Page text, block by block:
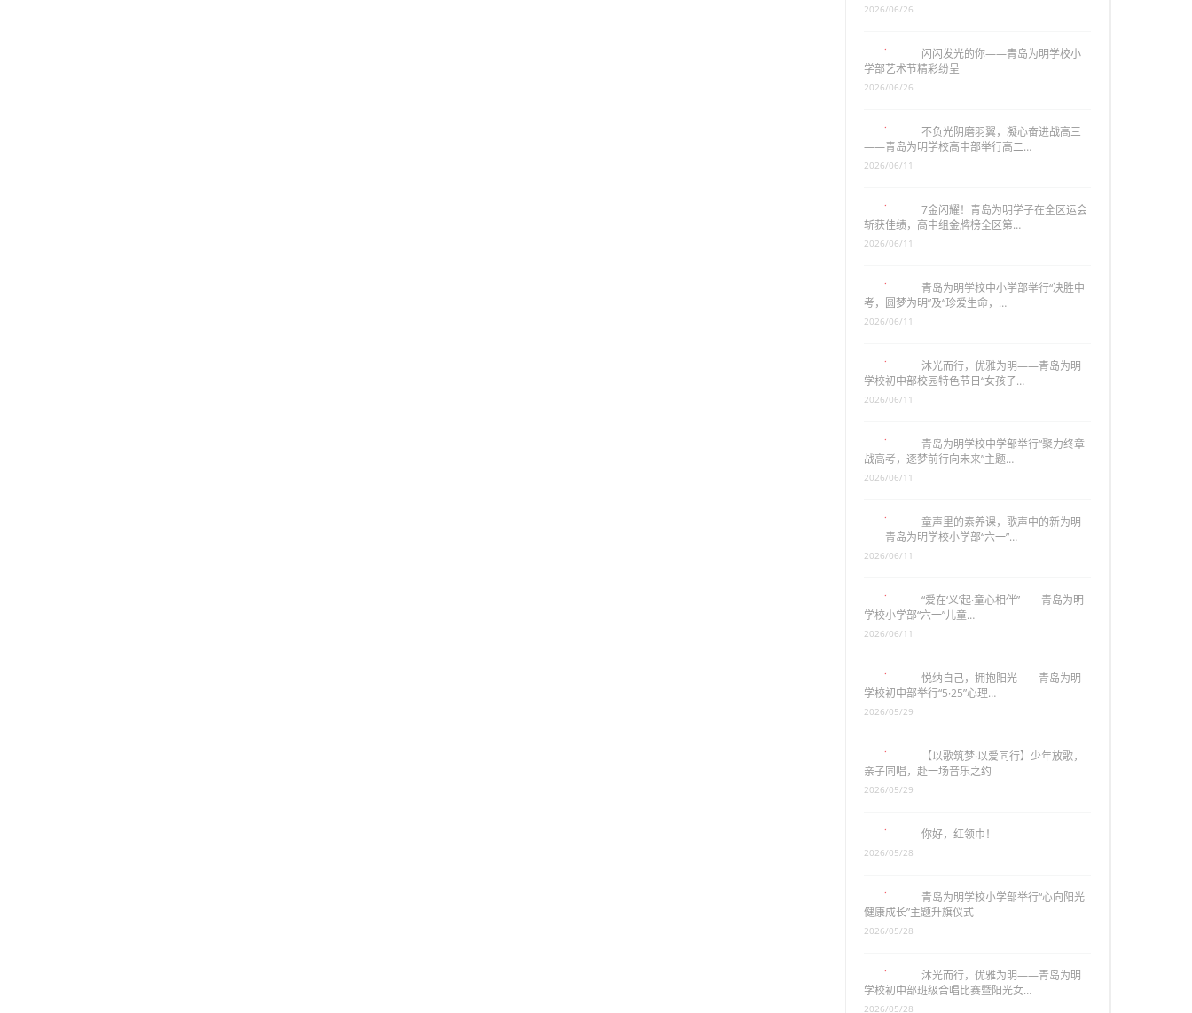
闪闪发光的你——青岛为明学校小
学部艺术节精彩纷呈
不负光阴磨羽翼，凝心奋进战高三
——青岛为明学校高中部举行高二…
7金闪耀！青岛为明学子在全区运会
斩获佳绩，高中组金牌榜全区第…
2026/06/11
青岛为明学校中小学部举行“决胜中
考，圆梦为明”及“珍爱生命，…
2026/06/11
沐光而行，优雅为明——青岛为明
学校初中部校园特色节日“女孩子…
2026/06/11
青岛为明学校中学部举行“聚力终章
战高考，逐梦前行向未来”主题…
2026/06/11
童声里的素养课，歌声中的新为明
——青岛为明学校小学部“六一”…
2026/06/11
“爱在‘义’起·童心相伴”——青岛为明
学校小学部“六一”儿童…
2026/06/11
悦纳自己，拥抱阳光——青岛为明
学校初中部举行“5·25”心理…
2026/05/29
【以歌筑梦·以爱同行】少年放歌，
亲子同唱，赴一场音乐之约
2026/05/29
你好，红领巾！
2026/05/28
青岛为明学校小学部举行“心向阳光
健康成长”主题升旗仪式
2026/05/28
沐光而行，优雅为明——青岛为明
学校初中部班级合唱比赛暨阳光女…
2026/05/28